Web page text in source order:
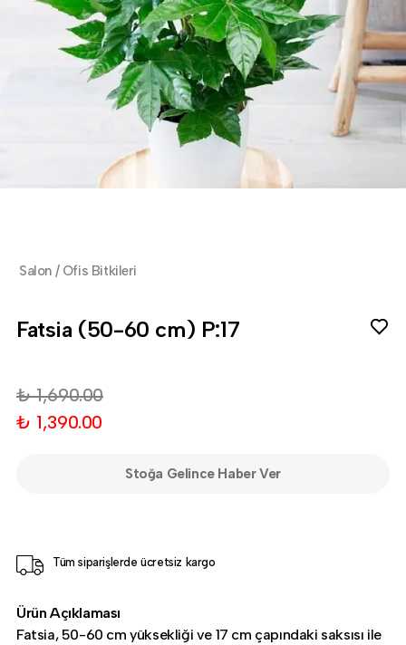
Salon / Ofis Bitkileri
Fatsia (50-60 cm) P:17
₺ 1,690.00
₺ 1,390.00
Stoğa Gelince Haber Ver
Tüm siparişlerde ücretsiz kargo
Ürün Açıklaması
Fatsia, 50-60 cm yüksekliği ve 17 cm çapındaki saksısı ile